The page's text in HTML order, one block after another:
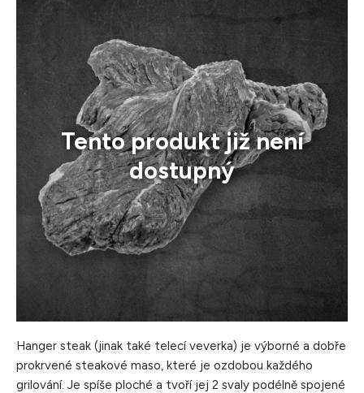
Tento produkt již není
dostupný
Hanger steak (jinak také telecí veverka) je výborné a dobře
prokrvené steakové maso, které je ozdobou každého
grilování. Je spíše ploché a tvoří jej 2 svaly podélně spojené